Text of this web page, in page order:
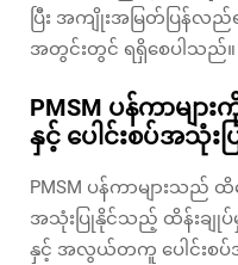
ပြီး အကျိုးအမြတ်ပြန်
အတွင်းတွင် ရရှိစေပါသည်။
PMSM ပန်ကာမျာ
နှင့် ပေါင်းစပ်အသုံး
PMSM ပန်ကာများသည်
အသုံးပြုနိုင်သည့် ထိန်းချုပ်မှုစ
နှင့် အလွယ်တကူ ပေါင်းစပ်